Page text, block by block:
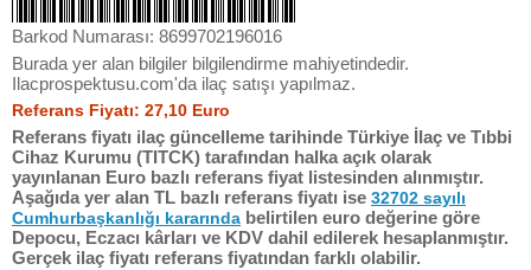
Barkod Numarası: 8699702196016
Burada yer alan bilgiler bilgilendirme mahiyetindedir.
Ilacprospektusu.com'da ilaç satışı yapılmaz.
Referans Fiyatı: 27,10 Euro
Referans fiyatı ilaç güncelleme tarihinde Türkiye İlaç ve Tıbbi
Cihaz Kurumu (TITCK) tarafından halka açık olarak
yayınlanan Euro bazlı referans fiyat listesinden alınmıştır.
Aşağıda yer alan TL bazlı referans fiyatı ise 32702 sayılı
Cumhurbaşkanlığı kararında belirtilen euro değerine göre
Depocu, Eczacı kârları ve KDV dahil edilerek hesaplanmıştır.
Gerçek ilaç fiyatı referans fiyatından farklı olabilir.